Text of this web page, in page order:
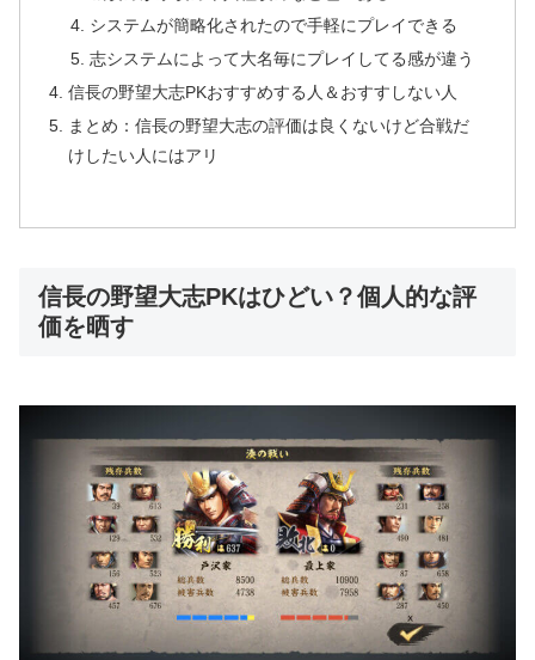
システムが簡略化されたので手軽にプレイできる
志システムによって大名毎にプレイしてる感が違う
信長の野望大志PKおすすめする人＆おすすしない人
まとめ：信長の野望大志の評価は良くないけど合戦だ
けしたい人にはアリ
信長の野望大志PKはひどい？個人的な評
価を晒す